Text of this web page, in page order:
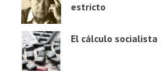
estricto
El cálculo socialista